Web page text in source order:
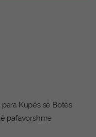
Kupës së Botës
pafavorshme